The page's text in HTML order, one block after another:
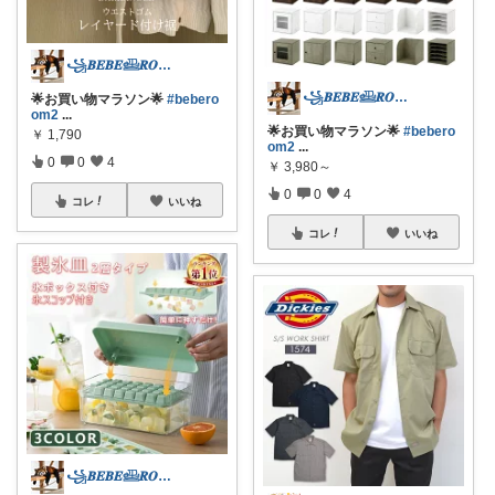
꧁𝑩𝑬𝑩𝑬𓊝𝑹𝑶𝑶𝑴꧂
🌟お買い物マラソン🌟 #bebero
om2 ...
￥ 1,790
0 0 4
コレ いいね
꧁𝑩𝑬𝑩𝑬𓊝𝑹𝑶𝑶𝑴꧂
꧁𝑩𝑬𝑩𝑬𓊝𝑹𝑶𝑶𝑴꧂
🌟お買い物マラソン🌟 #bebero
om2 ...
￥ 3,980～
0 0 4
コレ いいね